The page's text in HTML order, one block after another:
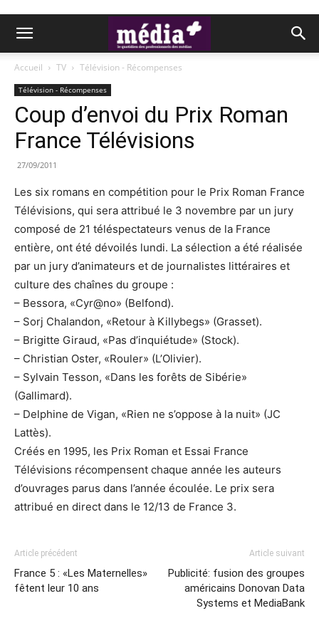
Accueil TV Télévision - Récompenses
Télévision - Récompenses
Coup d’envoi du Prix Roman
France Télévisions
27/09/2011
Les six romans en compétition pour le Prix Roman France
Télévisions, qui sera attribué le 3 novembre par un jury
composé de 21 téléspectateurs venus de la France
entière, ont été dévoilés lundi. La sélection a été réalisée
par un jury d’animateurs et de journalistes littéraires et
culture des chaînes du groupe :
– Bessora, «Cyr@no» (Belfond).
– Sorj Chalandon, «Retour à Killybegs» (Grasset).
– Brigitte Giraud, «Pas d’inquiétude» (Stock).
– Christian Oster, «Rouler» (L’Olivier).
– Sylvain Tesson, «Dans les forêts de Sibérie»
(Gallimard).
– Delphine de Vigan, «Rien ne s’oppose à la nuit» (JC
Lattès).
Créés en 1995, les Prix Roman et Essai France
Télévisions récompensent chaque année les auteurs
d’ouvrages parus dans l’année écoulée. Le prix sera
attribué en direct dans le 12/13 de France 3.
Article précédent
France 5 : «Les Maternelles»
fêtent leur 10 ans
Article suivant
Publicité: fusion des groupes
américains Donovan Data
Systems et MediaBank